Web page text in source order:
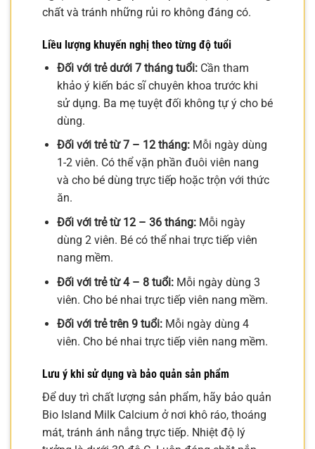
chất và tránh những rủi ro không đáng có.
Liều lượng khuyến nghị theo từng độ tuổi
Đối với trẻ dưới 7 tháng tuổi:Cần tham
khảo ý kiến bác sĩ chuyên khoa trước khi
sử dụng. Ba mẹ tuyệt đối không tự ý cho bé
dùng.
Đối với trẻ từ 7 – 12 tháng:Mỗi ngày dùng
1-2 viên. Có thể vặn phần đuôi viên nang
và cho bé dùng trực tiếp hoặc trộn với thức
ăn.
Đối với trẻ từ 12 – 36 tháng:Mỗi ngày
dùng 2 viên. Bé có thể nhai trực tiếp viên
nang mềm.
Đối với trẻ từ 4 – 8 tuổi:Mỗi ngày dùng 3
viên. Cho bé nhai trực tiếp viên nang mềm.
Đối với trẻ trên 9 tuổi:Mỗi ngày dùng 4
viên. Cho bé nhai trực tiếp viên nang mềm.
Lưu ý khi sử dụng và bảo quản sản phẩm
Để duy trì chất lượng sản phẩm, hãy bảo quản
Bio Island Milk Calcium ở nơi khô ráo, thoáng
mát, tránh ánh nắng trực tiếp. Nhiệt độ lý